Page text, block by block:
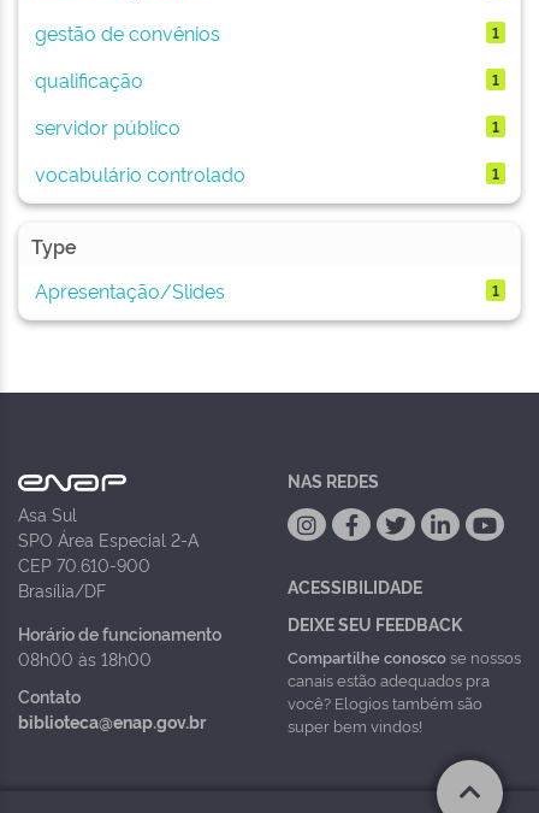
gestão de convênios 1
qualificação 1
servidor público 1
vocabulário controlado 1
Type
Apresentação/Slides
1
Asa Sul
SPO Área Especial 2-A
CEP 70.610-900
Brasília/DF
Horário de funcionamento
08h00 às 18h00
Contato
biblioteca@enap.gov.br
NAS REDES
ACESSIBILIDADE
DEIXE SEU FEEDBACK
Compartilhe conoscose nossos
canais estão adequados pra
você? Elogios também são
super bem vindos!